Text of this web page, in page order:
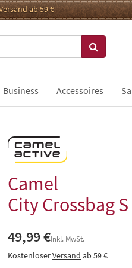
ab 59 €
Business Accessoires
Camel
City Crossbag
49,99 €Inkl. MwSt.
KostenloserVersand ab 59 €